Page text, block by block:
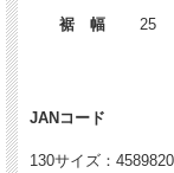
裾 幅
25
JANコード
130サイズ：